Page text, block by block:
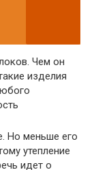
Чем он
изделия
Но меньше его
утепление
идет о